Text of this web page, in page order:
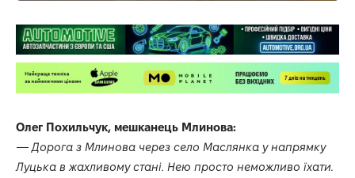
Олег Похильчук, мешканець Млинова:
— Дорога з Млинова через село Маслянка у напрямку
Луцька в жахливому стані. Нею просто неможливо їхати.